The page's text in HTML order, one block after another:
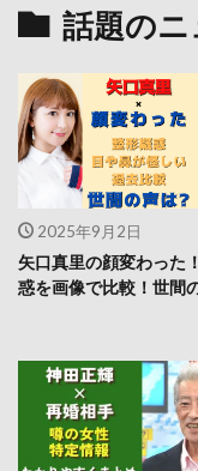
話題のニ
2025年9月2日
矢口真里の顔変わった
惑を画像で比較！世間